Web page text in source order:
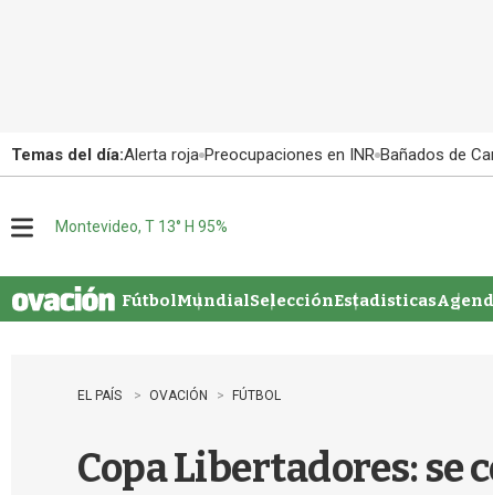
Temas del día:Alerta roja Preocupaciones en INR Bañados de
u
Montevideo, T 13° H 95%
FútbolMundialSelecciónEstadisticas
EL PAÍS OVACIÓN FÚTBOL
Copa Libertadores: se